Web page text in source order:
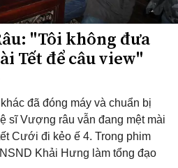
"Tôi không đưa
Tết để câu view"
đã đóng máy và chuẩn bị
sĩ Vượng râu vẫn đang mệt mài
Cưới đi kẻo ế 4. Trong phim
Khải Hưng làm tổng đạo